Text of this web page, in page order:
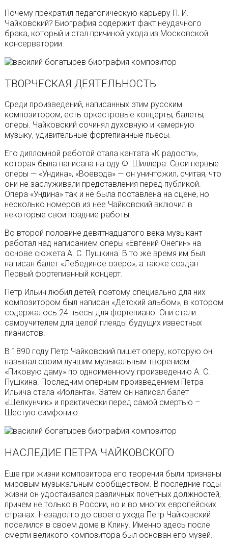
Почему прекратил педагогическую карьеру П. И.
Чайковский? Биография содержит факт неудачного
брака, который и стал причиной ухода из Московской
консерватории.
ТВОРЧЕСКАЯ ДЕЯТЕЛЬНОСТЬ
Среди произведений, написанных этим русским
композитором, есть оркестровые концерты, балеты,
оперы. Чайковский сочинял духовную и камерную
музыку, удивительные фортепианные пьесы.
Его дипломной работой стала кантата «К радости»,
которая была написана на оду Ф. Шиллера. Свои первые
оперы — «Ундина», «Воевода» — он уничтожил, считая, что
они не заслуживали представления перед публикой.
Опера «Ундина» так и не была поставлена на сцене, но
несколько номеров из нее Чайковский включил в
некоторые свои поздние работы.
Во второй половине девятнадцатого века музыкант
работал над написанием оперы «Евгений Онегин» на
основе сюжета А. С. Пушкина. В то же время им был
написан балет «Лебединое озеро», а также создан
Первый фортепианный концерт.
Петр Ильич любил детей, поэтому специально для них
композитором был написан «Детский альбом», в котором
содержалось 24 пьесы для фортепиано. Они стали
самоучителем для целой плеяды будущих известных
пианистов.
В 1890 году Петр Чайковский пишет оперу, которую он
называл своим лучшим музыкальным творением –
«Пиковую даму» по одноименному произведению А. С.
Пушкина. Последним оперным произведением Петра
Ильича стала «Иоланта». Затем он написал балет
«Щелкунчик» и практически перед самой смертью –
Шестую симфонию.
НАСЛЕДИЕ ПЕТРА ЧАЙКОВСКОГО
Еще при жизни композитора его творения были признаны
мировым музыкальным сообществом. В последние годы
жизни он удостаивался различных почетных должностей,
причем не только в России, но и во многих европейских
странах. Незадолго до своего ухода Петр Чайковский
поселился в своем доме в Клину. Именно здесь после
смерти великого композитора был основан его музей.